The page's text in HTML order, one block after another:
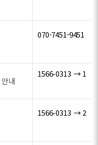
070-7451-9451
내
1566-0313 → 1
1566-0313 → 2